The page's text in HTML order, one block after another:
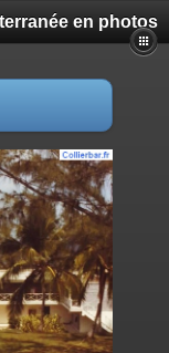
en photos